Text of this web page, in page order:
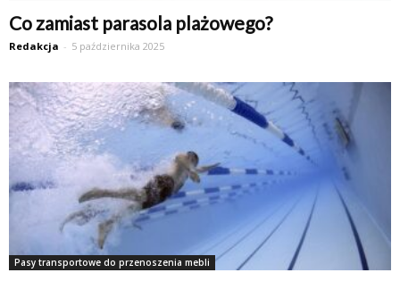
Co zamiast parasola plażowego?
Redakcja - 5 października 2025
Pasy transportowe do przenoszenia mebli